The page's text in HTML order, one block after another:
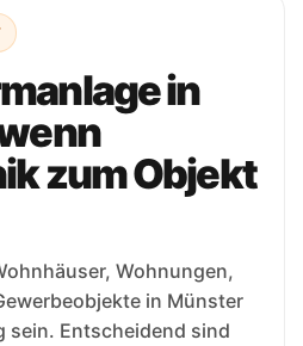
in
zum Objekt
Wohnungen,
in Münster
sein. Entscheidend sind